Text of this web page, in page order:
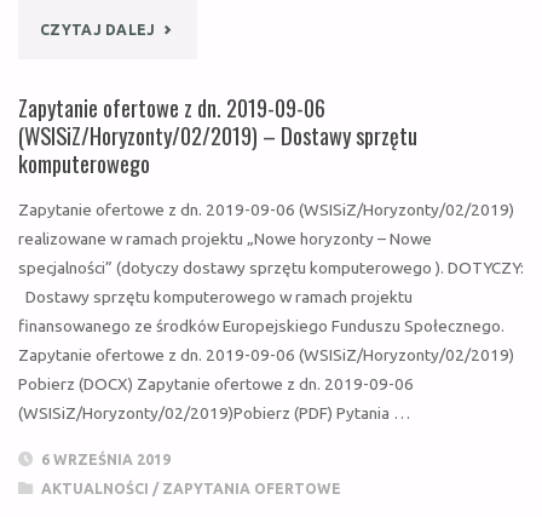
CZYTAJ DALEJ "ZAPYTANIE
2019-
09-
18
(WSISIZ/HORYZONTY/03/2019)
–
DOSTAWY
Zapytanie ofertowe z dn. 2019-09-06
(WSISiZ/Horyzonty/02/2019) – Dostawy sprzętu
komputerowego
Zapytanie ofertowe z dn. 2019-09-06 (WSISiZ/Horyzonty/02/2019)
realizowane w ramach projektu „Nowe horyzonty – Nowe
specjalności” (dotyczy dostawy sprzętu komputerowego ). DOTYCZY:
Dostawy sprzętu komputerowego w ramach projektu
finansowanego ze środków Europejskiego Funduszu Społecznego.
Zapytanie ofertowe z dn. 2019-09-06 (WSISiZ/Horyzonty/02/2019)
Pobierz (DOCX) Zapytanie ofertowe z dn. 2019-09-06
(WSISiZ/Horyzonty/02/2019)Pobierz (PDF) Pytania …
6 WRZEŚNIA 2019
AKTUALNOŚCI / ZAPYTANIA OFERTOWE